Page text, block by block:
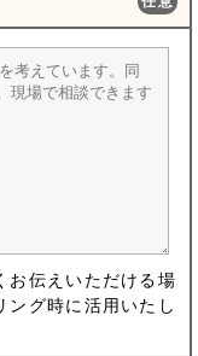
お伝えいただける場
ング時に活用いたし